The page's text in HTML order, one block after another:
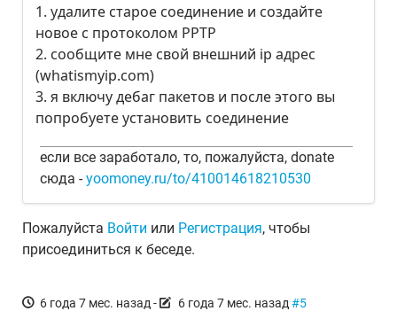
1. удалите старое соединение и создайте
новое с протоколом PPTP
2. сообщите мне свой внешний ip адрес
(whatismyip.com)
3. я включу дебаг пакетов и после этого вы
попробуете установить соединение
если все заработало, то, пожалуйста, donate
сюда -yoomoney.ru/to/410014618210530
Пожалуйста Войти или Регистрация, чтобы
присоединиться к беседе.
6 года 7 мес. назад - 6 года 7 мес. назад #5